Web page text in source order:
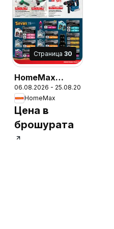
Cтраница 30
HomeMax
брошура
06.08.2026 - 25.08.2026
HomeMax
Цена в
брошурата